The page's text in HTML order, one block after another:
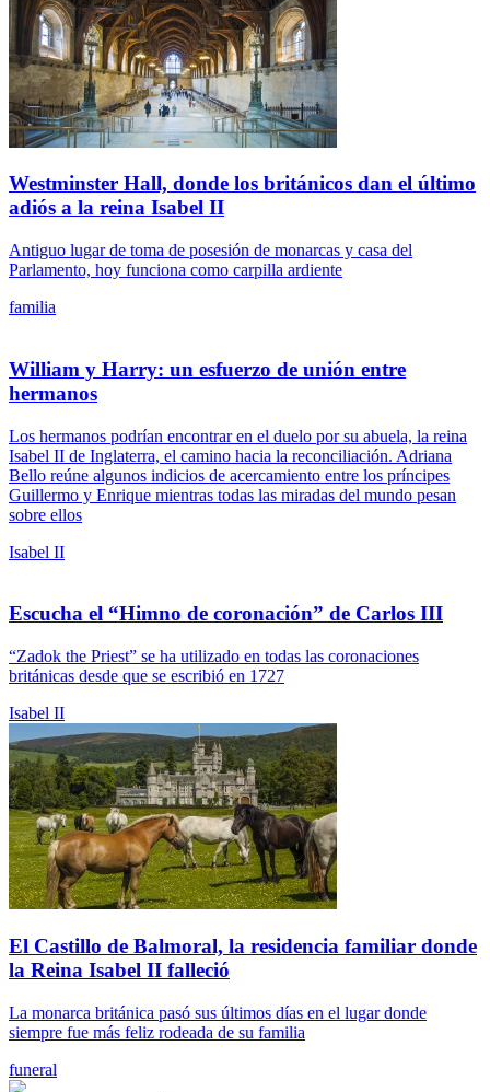
Westminster Hall, donde los británicos dan el último
adiós a la reina Isabel II
Antiguo lugar de toma de posesión de monarcas y casa del
Parlamento, hoy funciona como carpilla ardiente
familia
William y Harry: un esfuerzo de unión entre
hermanos
Los hermanos podrían encontrar en el duelo por su abuela, la reina
Isabel II de Inglaterra, el camino hacia la reconciliación. Adriana
Bello reúne algunos indicios de acercamiento entre los príncipes
Guillermo y Enrique mientras todas las miradas del mundo pesan
sobre ellos
Isabel II
Escucha el “Himno de coronación” de Carlos III
“Zadok the Priest” se ha utilizado en todas las coronaciones
británicas desde que se escribió en 1727
Isabel II
El Castillo de Balmoral, la residencia familiar donde
la Reina Isabel II falleció
La monarca británica pasó sus últimos días en el lugar donde
siempre fue más feliz rodeada de su familia
funeral